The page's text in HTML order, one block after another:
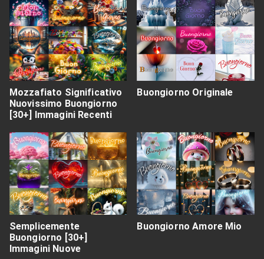
Mozzafiato Significativo
Nuovissimo Buongiorno
[30+] Immagini Recenti
Buongiorno Originale
Semplicemente
Buongiorno [30+]
Immagini Nuove
Buongiorno Amore Mio